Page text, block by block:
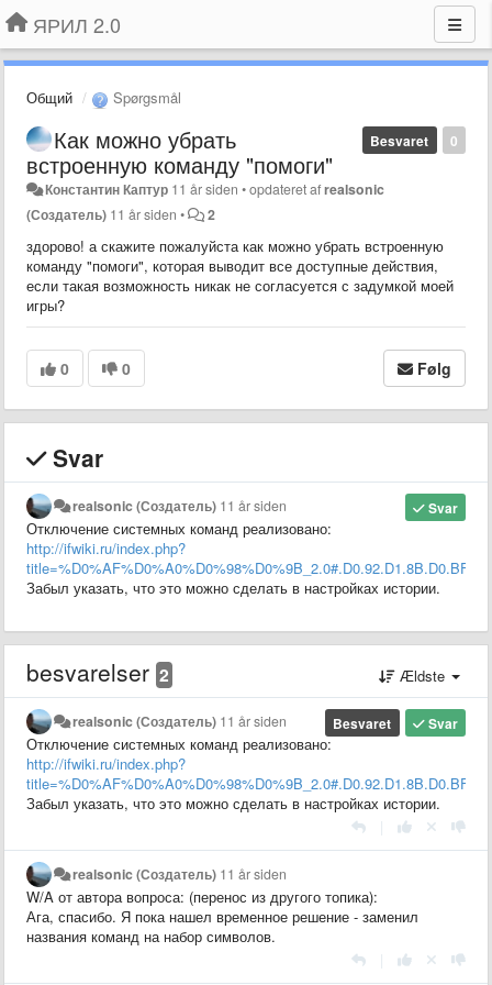
ЯРИЛ 2.0
Общий Spørgsmål
0
Besvaret
Как можно убрать
встроенную команду "помоги"
Константин Каптур 11 år siden •opdateret afrealsonic
(Создатель) 11 år siden • 2
здорово! а скажите пожалуйста как можно убрать встроенную
команду "помоги", которая выводит все доступные действия,
если такая возможность никак не согласуется с задумкой моей
игры?
0 0 Følg
Svar
Svar
realsonic (Создатель) 11 år siden
Отключение системных команд реализовано:
http://ifwiki.ru/index.php?
Забыл указать, что это можно сделать в настройках истории.
besvarelser 2 Ældste
Svar
Besvaret
realsonic (Создатель) 11 år siden
Отключение системных команд реализовано:
http://ifwiki.ru/index.php?
Забыл указать, что это можно сделать в настройках истории.
realsonic (Создатель) 11 år siden
W/A от автора вопроса: (перенос из другого топика):
Ага, спасибо. Я пока нашел временное решение - заменил
названия команд на набор символов.